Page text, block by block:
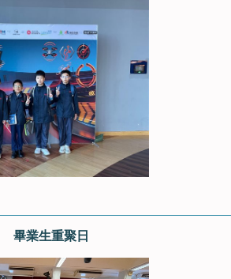
畢業生重聚日